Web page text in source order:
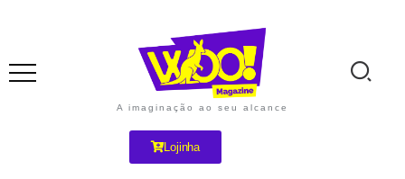
A imaginação ao seu alcance
Lojinha